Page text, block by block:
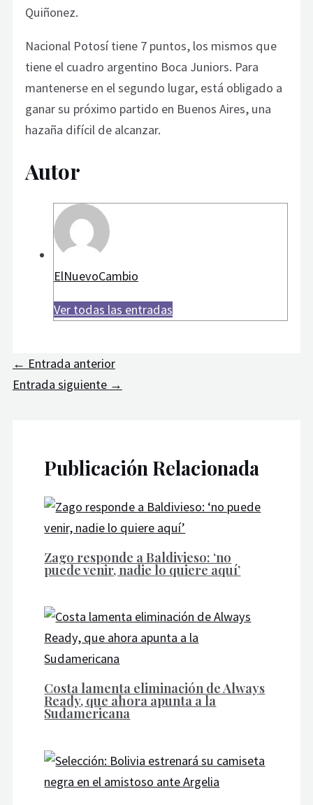
Quiñonez.
Nacional Potosí tiene 7 puntos, los mismos que
tiene el cuadro argentino Boca Juniors. Para
mantenerse en el segundo lugar, está obligado a
ganar su próximo partido en Buenos Aires, una
hazaña difícil de alcanzar.
Autor
ElNuevoCambio
Ver todas las entradas
← Entrada anterior
Entrada siguiente →
Publicación Relacionada
Zago responde a Baldivieso: ‘no
puede venir, nadie lo quiere aquí’
Costa lamenta eliminación de Always
Ready, que ahora apunta a la
Sudamericana